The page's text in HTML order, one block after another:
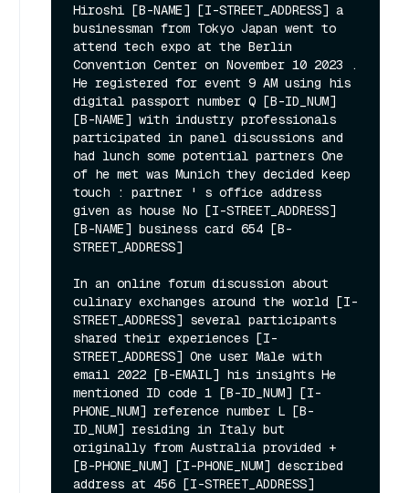
Hiroshi [B-NAME] [I-STREET_ADDRESS] a
businessman from Tokyo Japan went to
attend tech expo at the Berlin
Convention Center on November 10 2023 .
He registered for event 9 AM using his
digital passport number Q [B-ID_NUM]
[B-NAME] with industry professionals
participated in panel discussions and
had lunch some potential partners One
of he met was Munich they decided keep
touch : partner ' s office address
given as house No [I-STREET_ADDRESS]
[B-NAME] business card 654 [B-
STREET_ADDRESS]
In an online forum discussion about
culinary exchanges around the world [I-
STREET_ADDRESS] several participants
shared their experiences [I-
STREET_ADDRESS] One user Male with
email 2022 [B-EMAIL] his insights He
mentioned ID code 1 [B-ID_NUM] [I-
PHONE_NUM] reference number L [B-
ID_NUM] residing in Italy but
originally from Australia provided +
[B-PHONE_NUM] [I-PHONE_NUM] described
address at 456 [I-STREET_ADDRESS]